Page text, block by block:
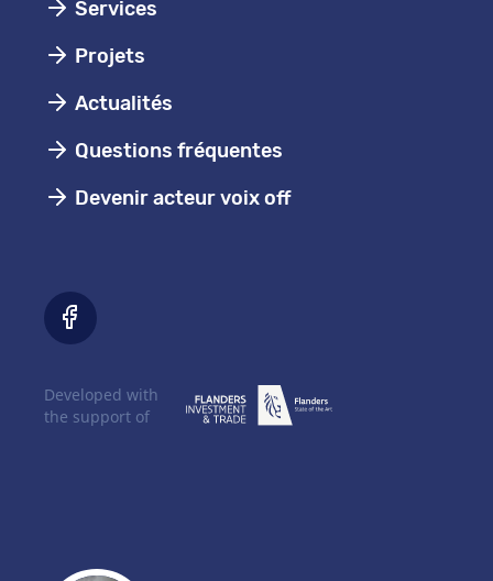
Services
Projets
Actualités
Questions fréquentes
Devenir acteur voix off
Developed with
the support of